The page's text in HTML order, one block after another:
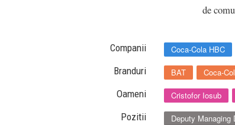
de
Companii Coca-Cola HBC
Branduri BAT Coca-
Oameni Cristofor Iosub
Pozitii Deputy Managing